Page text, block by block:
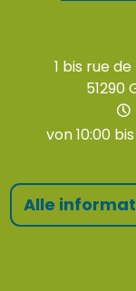
1 bis rue
von 10:00
Alle